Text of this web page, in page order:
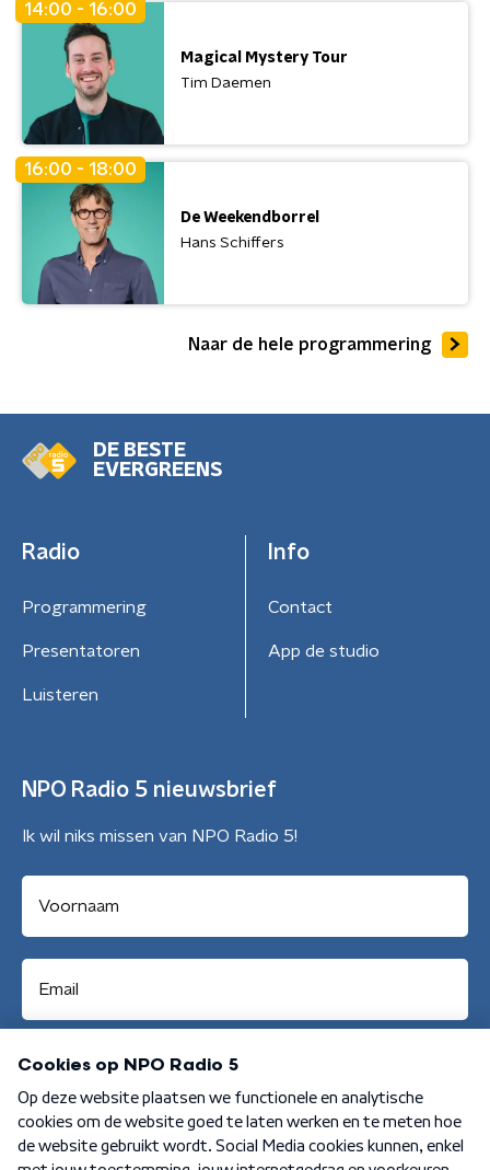
14:00 - 16:00
Magical Mystery Tour
Tim Daemen
16:00 - 18:00
De Weekendborrel
Hans Schiffers
Naar de hele programmering
DE BESTE
EVERGREENS
Radio
Programmering
Presentatoren
Luisteren
Info
Contact
App de studio
NPO Radio 5 nieuwsbrief
Ik wil niks missen van NPO Radio 5!
Aanmelden
Algemene voorwaarden Privacybeleid